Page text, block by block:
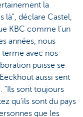
la
là", déclare Castel,
KBC comme l’un
années, nous
avec nos
puisse se
aussi sent
"Ils sont toujours
qu’ils sont du pays
que les